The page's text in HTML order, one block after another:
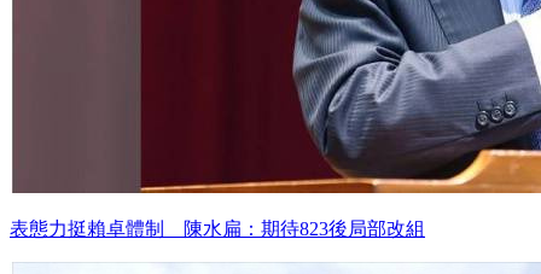
表態力挺賴卓體制 陳水扁：期待823後局部改組